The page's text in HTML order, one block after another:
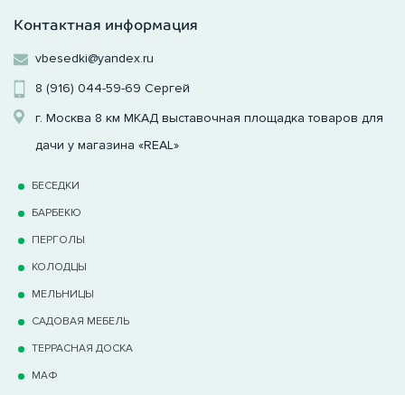
Контактная информация
vbesedki@yandex.ru
8 (916) 044-59-69 Сергей
г. Москва 8 км МКАД выставочная площадка товаров для
дачи у магазина «REAL»
БЕСЕДКИ
БАРБЕКЮ
ПЕРГОЛЫ
КОЛОДЦЫ
МЕЛЬНИЦЫ
САДОВАЯ МЕБЕЛЬ
ТЕРРАCНАЯ ДОСКА
МАФ